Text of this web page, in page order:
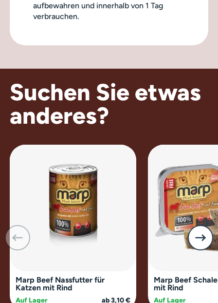
aufbewahren und innerhalb von 1 Tag
verbrauchen.
Suchen Sie etwas
anderes?
Marp Beef Nassfutter für
Katzen mit Rind
Auf Lager ab 3,10 €
Marp Beef
mit Rind
Auf Lager